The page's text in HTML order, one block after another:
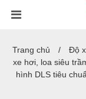
Trang chủ Độ
xe hơi, loa siêu
hình DLS tiêu